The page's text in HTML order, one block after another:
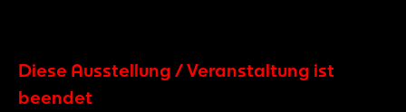
Diese Ausstellung / Veranstaltung ist
beendet